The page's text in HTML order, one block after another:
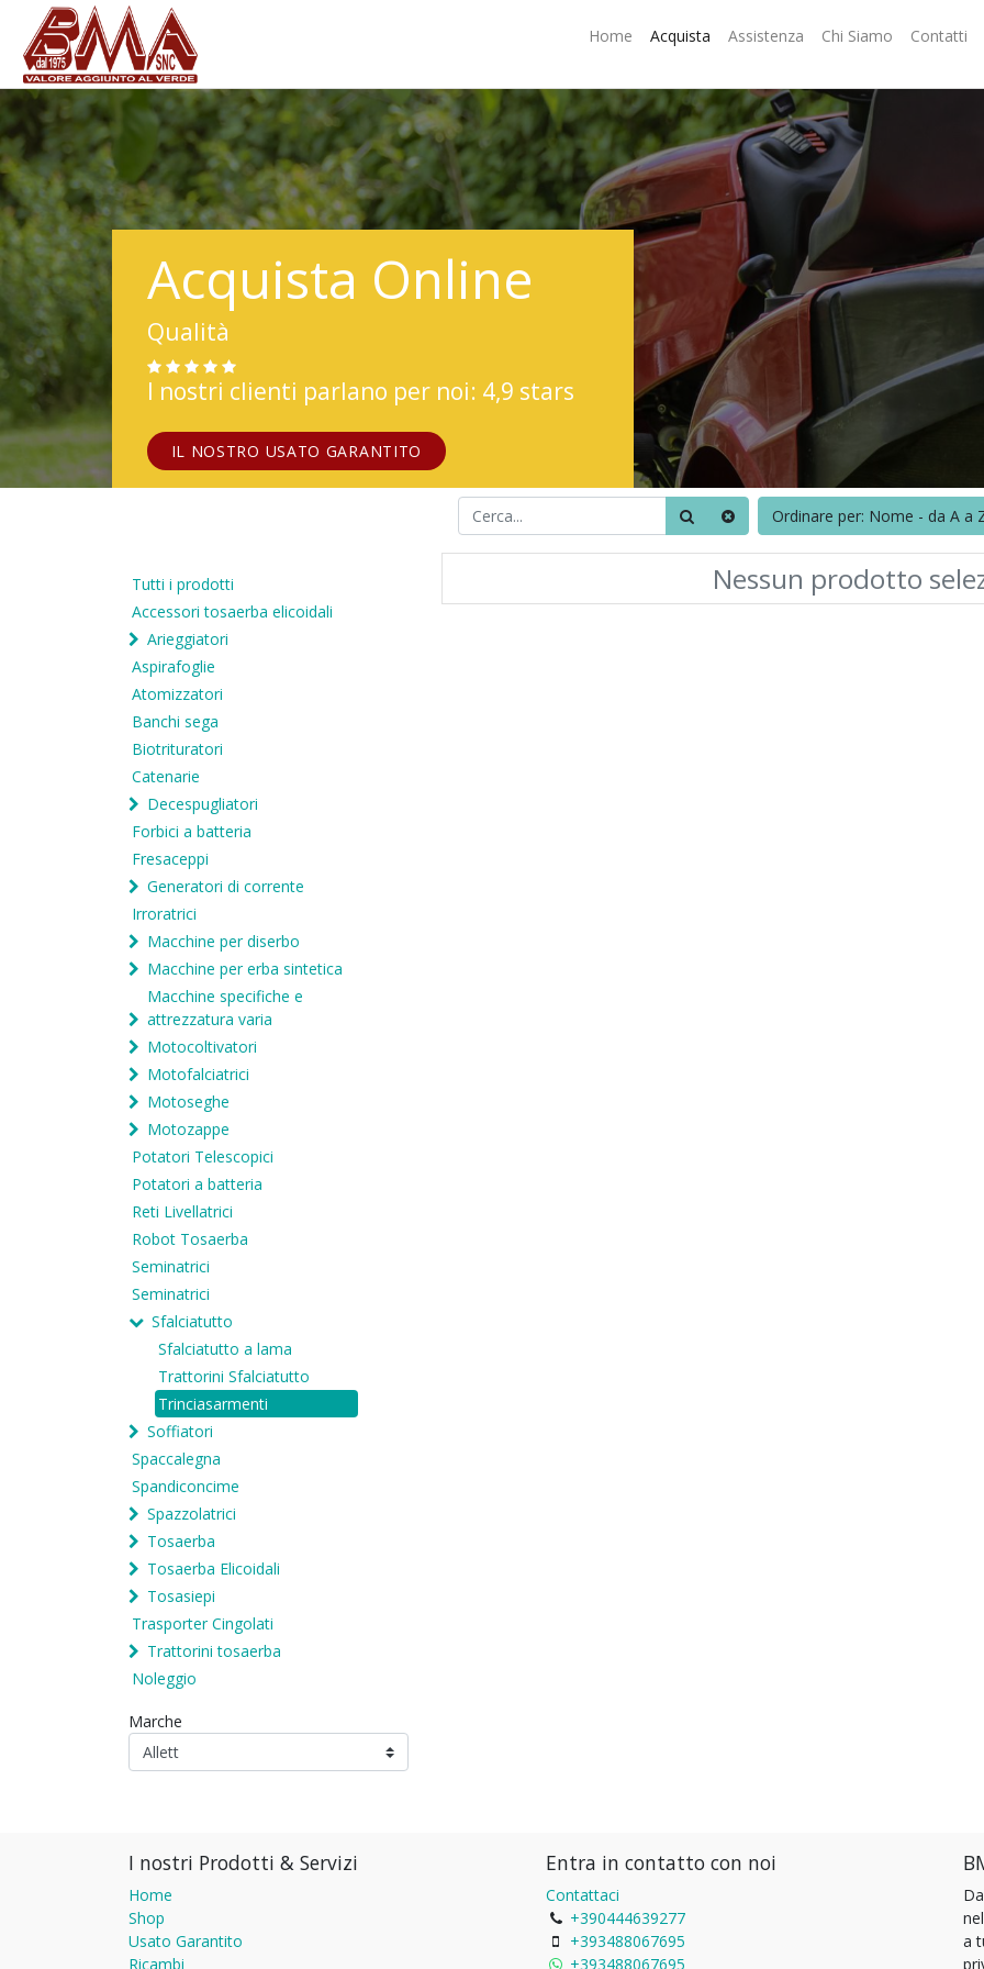
Home Acquista Assistenza Chi Siamo Contatti
Acquista Online
Qualità
I nostri clienti parlano per noi: 4,9 stars
IL NOSTRO USATO GARANTITO
Ordinare per: Nome - da A a
Tutti i prodotti
Accessori tosaerba elicoidali
Arieggiatori
Aspirafoglie
Atomizzatori
Banchi sega
Biotrituratori
Catenarie
Decespugliatori
Forbici a batteria
Fresaceppi
Generatori di corrente
Irroratrici
Macchine per diserbo
Macchine per erba sintetica
Macchine specifiche e
attrezzatura varia
Motocoltivatori
Motofalciatrici
Motoseghe
Motozappe
Potatori Telescopici
Potatori a batteria
Reti Livellatrici
Robot Tosaerba
Seminatrici
Seminatrici
Sfalciatutto
Sfalciatutto a lama
Trattorini Sfalciatutto
Trinciasarmenti
Soffiatori
Spaccalegna
Spandiconcime
Spazzolatrici
Tosaerba
Tosaerba Elicoidali
Tosasiepi
Trasporter Cingolati
Trattorini tosaerba
Noleggio
Marche
Nessun prodotto
I nostri Prodotti & Servizi
Home
Shop
Usato Garantito
Ricambi
Entra in contatto con noi
Contattaci
+390444639277
+393488067695
+393488067695
a